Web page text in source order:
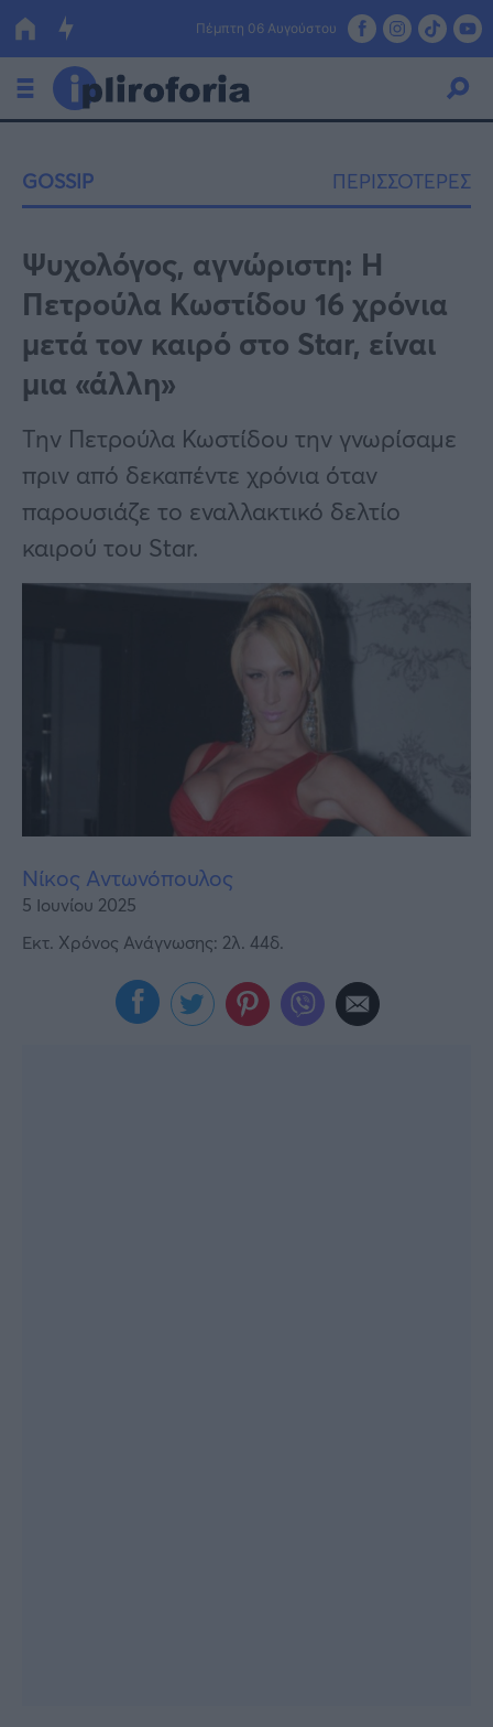
Πέμπτη 06 Αυγούστου
Οικονομία
Πολιτική
Τράπεζες
Επιδοτήσεις
ΕΣΠΑ
Κόσμος
Lifestyle
Αθλητικά
Υγεία
Γυναίκα
Καιρός
GOSSIP ΠΕΡΙΣΣΟΤΕΡΕΣ
Ψυχολόγος, αγνώριστη: Η
Πετρούλα Κωστίδου 16 χρόνια
μετά τον καιρό στο Star, είναι
μια «άλλη»
Την Πετρούλα Κωστίδου την γνωρίσαμε
πριν από δεκαπέντε χρόνια όταν
παρουσιάζε το εναλλακτικό δελτίο
καιρού του Star.
Νίκος Αντωνόπουλος
5 Ιουνίου 2025
Εκτ. Χρόνος Ανάγνωσης: 2λ. 44δ.